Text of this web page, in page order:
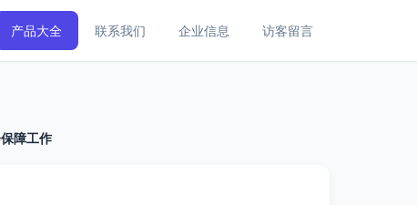
产品大全 联系我们 企业信息 访客留言
障工作